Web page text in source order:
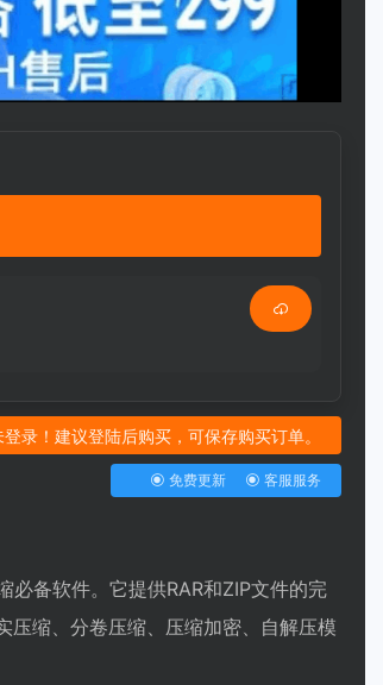
录！建议登陆后购买，可保存购买订单。
免费更新 客服服务
必备软件。它提供RAR和ZIP文件的完
压缩、分卷压缩、压缩加密、自解压模